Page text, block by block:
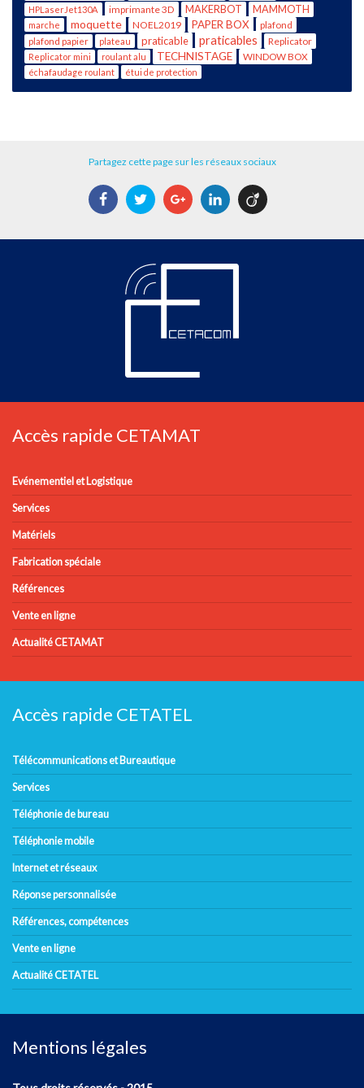
HPLaserJet130A
imprimante 3D MAKERBOT MAMMOTH
marche moquette NOEL2019 PAPER BOX plafond
plafond papier plateau praticable praticables Replicator
Replicator mini roulant alu TECHNISTAGE WINDOW BOX
échafaudage roulant étui de protection
Partagez cette page sur les réseaux sociaux
FacebookTwitter Google+LinkedIn
Accès rapide CETAMAT
Evénementiel et Logistique
Services
Matériels
Fabrication spéciale
Références
Vente en ligne
Actualité CETAMAT
Accès rapide CETATEL
Télécommunications et Bureautique
Services
Téléphonie de bureau
Téléphonie mobile
Internet et réseaux
Réponse personnalisée
Références, compétences
Vente en ligne
Actualité CETATEL
Mentions légales